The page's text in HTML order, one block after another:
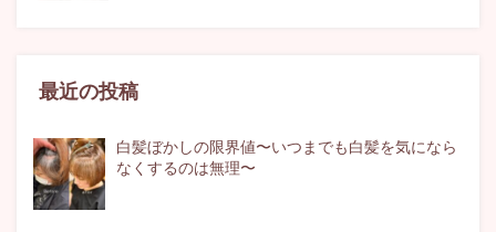
最近の投稿
白髪ぼかしの限界値〜いつまでも白髪を気になら
なくするのは無理〜